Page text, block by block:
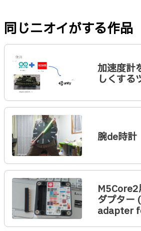
同じニオイがする作品
加速度計
しくする
腕de時計
ダプター
adapter